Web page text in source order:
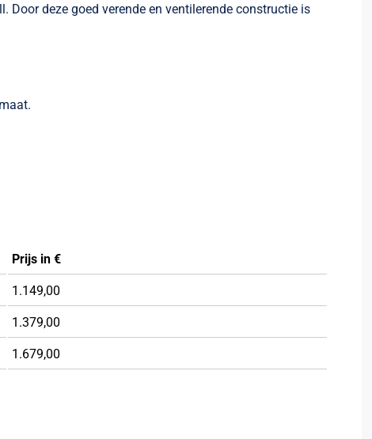
Door deze goed verende en ventilerende constructie is
Prijs in €
1.149,00
1.379,00
1.679,00